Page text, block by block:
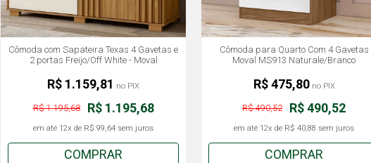
Cômoda com Sapateira Texas 4 Gavetas e
2 portas Freijo/Off White - Moval
R$ 1.195,68
R$ 1.195,68
em até 12x de R$ 99,64 sem juros
R$ 1.159,81 no PIX
COMPRAR
Cômoda para Quarto Com 4 Gavetas
Moval MS913 Naturale/Branco
R$ 490,52
R$ 490,52
em até 12x de R$ 40,88 sem juros
R$ 475,80no PIX
COMPRAR